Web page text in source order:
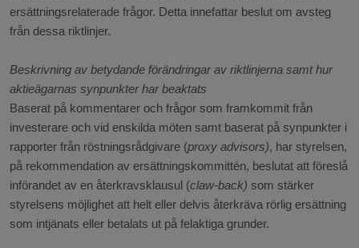
ersättningsrelaterade frågor. Detta innefattar beslut om avsteg
från dessa riktlinjer.
Beskrivning av betydande förändringar av riktlinjerna samt hur
aktieägarnas synpunkter har beaktats
Baserat på kommentarer och frågor som framkommit från
investerare och vid enskilda möten samt baserat på synpunkter i
rapporter från röstningsrådgivare (proxy advisors), har styrelsen,
på rekommendation av ersättningskommittén, beslutat att föreslå
införandet av en återkravsklausul (claw-back) som stärker
styrelsens möjlighet att helt eller delvis återkräva rörlig ersättning
som intjänats eller betalats ut på felaktiga grunder.